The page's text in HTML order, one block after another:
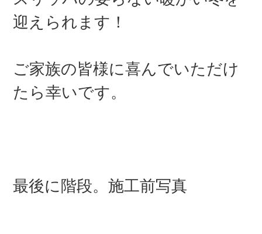
迎えられます！
ご家族の皆様に喜んでいただけ
たら幸いです。
最後に階段。施工前写真